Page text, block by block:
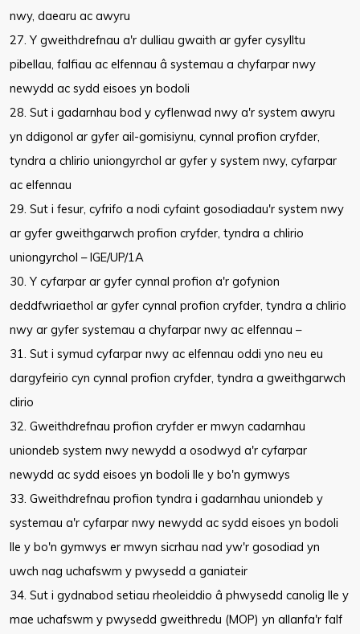
nwy, daearu ac awyru
27. Y gweithdrefnau a'r dulliau gwaith ar gyfer cysylltu
pibellau, falfiau ac elfennau â systemau a chyfarpar nwy
newydd ac sydd eisoes yn bodoli
28. Sut i gadarnhau bod y cyflenwad nwy a'r system awyru
yn ddigonol ar gyfer ail-gomisiynu, cynnal profion cryfder,
tyndra a chlirio uniongyrchol ar gyfer y system nwy, cyfarpar
ac elfennau
29. Sut i fesur, cyfrifo a nodi cyfaint gosodiadau'r system nwy
ar gyfer gweithgarwch profion cryfder, tyndra a chlirio
uniongyrchol – IGE/UP/1A
30. Y cyfarpar ar gyfer cynnal profion a'r gofynion
deddfwriaethol ar gyfer cynnal profion cryfder, tyndra a chlirio
nwy ar gyfer systemau a chyfarpar nwy ac elfennau –
31. Sut i symud cyfarpar nwy ac elfennau oddi yno neu eu
dargyfeirio cyn cynnal profion cryfder, tyndra a gweithgarwch
clirio
32. Gweithdrefnau profion cryfder er mwyn cadarnhau
uniondeb system nwy newydd a osodwyd a'r cyfarpar
newydd ac sydd eisoes yn bodoli lle y bo'n gymwys
33. Gweithdrefnau profion tyndra i gadarnhau uniondeb y
systemau a'r cyfarpar nwy newydd ac sydd eisoes yn bodoli
lle y bo'n gymwys er mwyn sicrhau nad yw'r gosodiad yn
uwch nag uchafswm y pwysedd a ganiateir
34. Sut i gydnabod setiau rheoleiddio â phwysedd canolig lle y
mae uchafswm y pwysedd gweithredu (MOP) yn allanfa'r falf